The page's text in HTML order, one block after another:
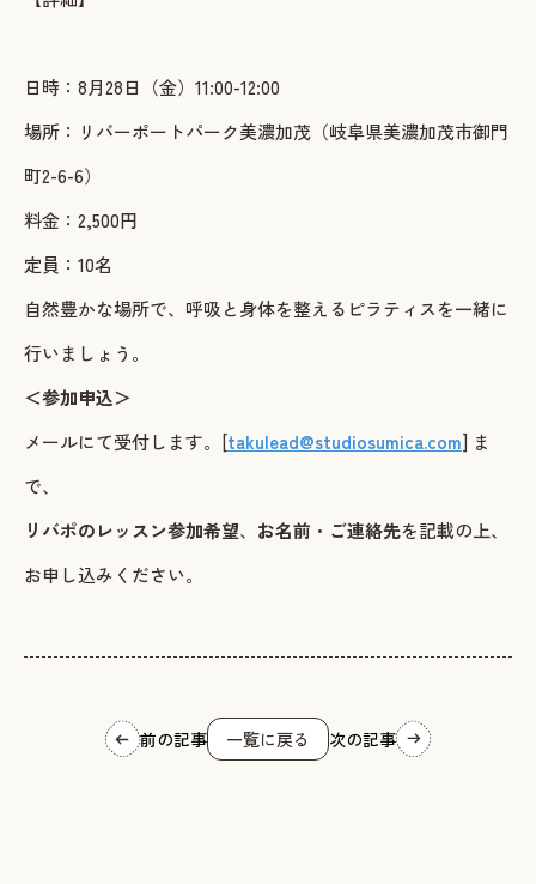
日時：8月28日（金）11:00-12:00
場所：リバーポートパーク美濃加茂（岐阜県美濃加茂市御門
町2-6-6）
料金：2,500円
定員：10名
自然豊かな場所で、呼吸と身体を整えるピラティスを一緒に
行いましょう。
＜参加申込＞
メールにて受付します。[takulead@studiosumica.com] ま
で、
リバポのレッスン参加希望、 お名前 ・ ご連絡先を記載の上、
お申し込みください。
前の記事 一覧に戻る 次の記事